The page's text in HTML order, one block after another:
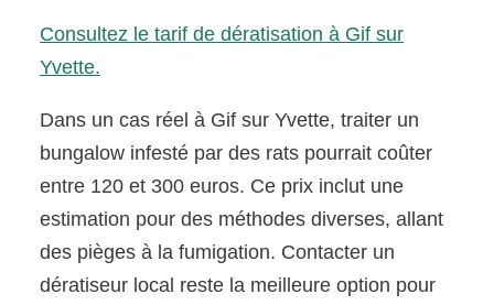
Consultez le tarif de dératisation à Gif sur
Yvette.
Dans un cas réel à Gif sur Yvette, traiter un
bungalow infesté par des rats pourrait coûter
entre 120 et 300 euros. Ce prix inclut une
estimation pour des méthodes diverses, allant
des pièges à la fumigation. Contacter un
dératiseur local reste la meilleure option pour